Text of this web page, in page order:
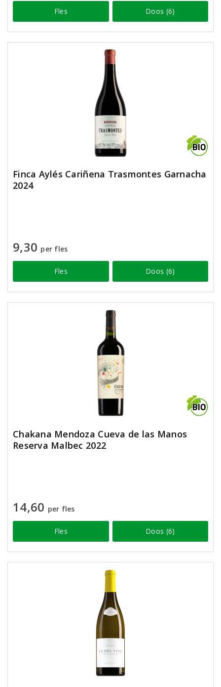
Fles Doos (6)
Finca Aylés Cariñena Trasmontes Garnacha
2024
9,30 per fles
Fles Doos (6)
Chakana Mendoza Cueva de las Manos
Reserva Malbec 2022
14,60 per fles
Fles Doos (6)